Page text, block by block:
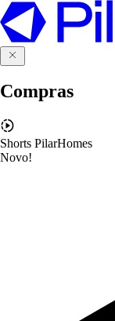
Compras
Shorts PilarHomes
Novo!